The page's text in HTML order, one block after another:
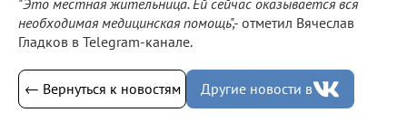
необходимая медицинская помощь",- отметил Вячеслав
Гладков в Telegram-канале.
← Вернуться к новостям Другие новости в